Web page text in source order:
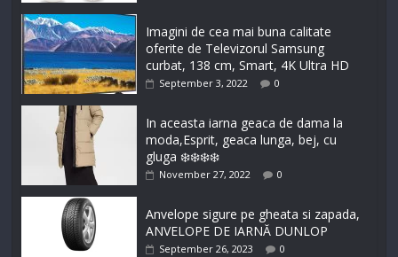
Imagini de cea mai buna calitate
oferite de Televizorul Samsung
curbat, 138 cm, Smart, 4K Ultra HD
September 3, 2022 0
In aceasta iarna geaca de dama la
moda,Esprit, geaca lunga, bej, cu
gluga ❄️❄️❄️❄️
November 27, 2022 0
Anvelope sigure pe gheata si zapada,
ANVELOPE DE IARNĂ DUNLOP
September 26, 2023 0